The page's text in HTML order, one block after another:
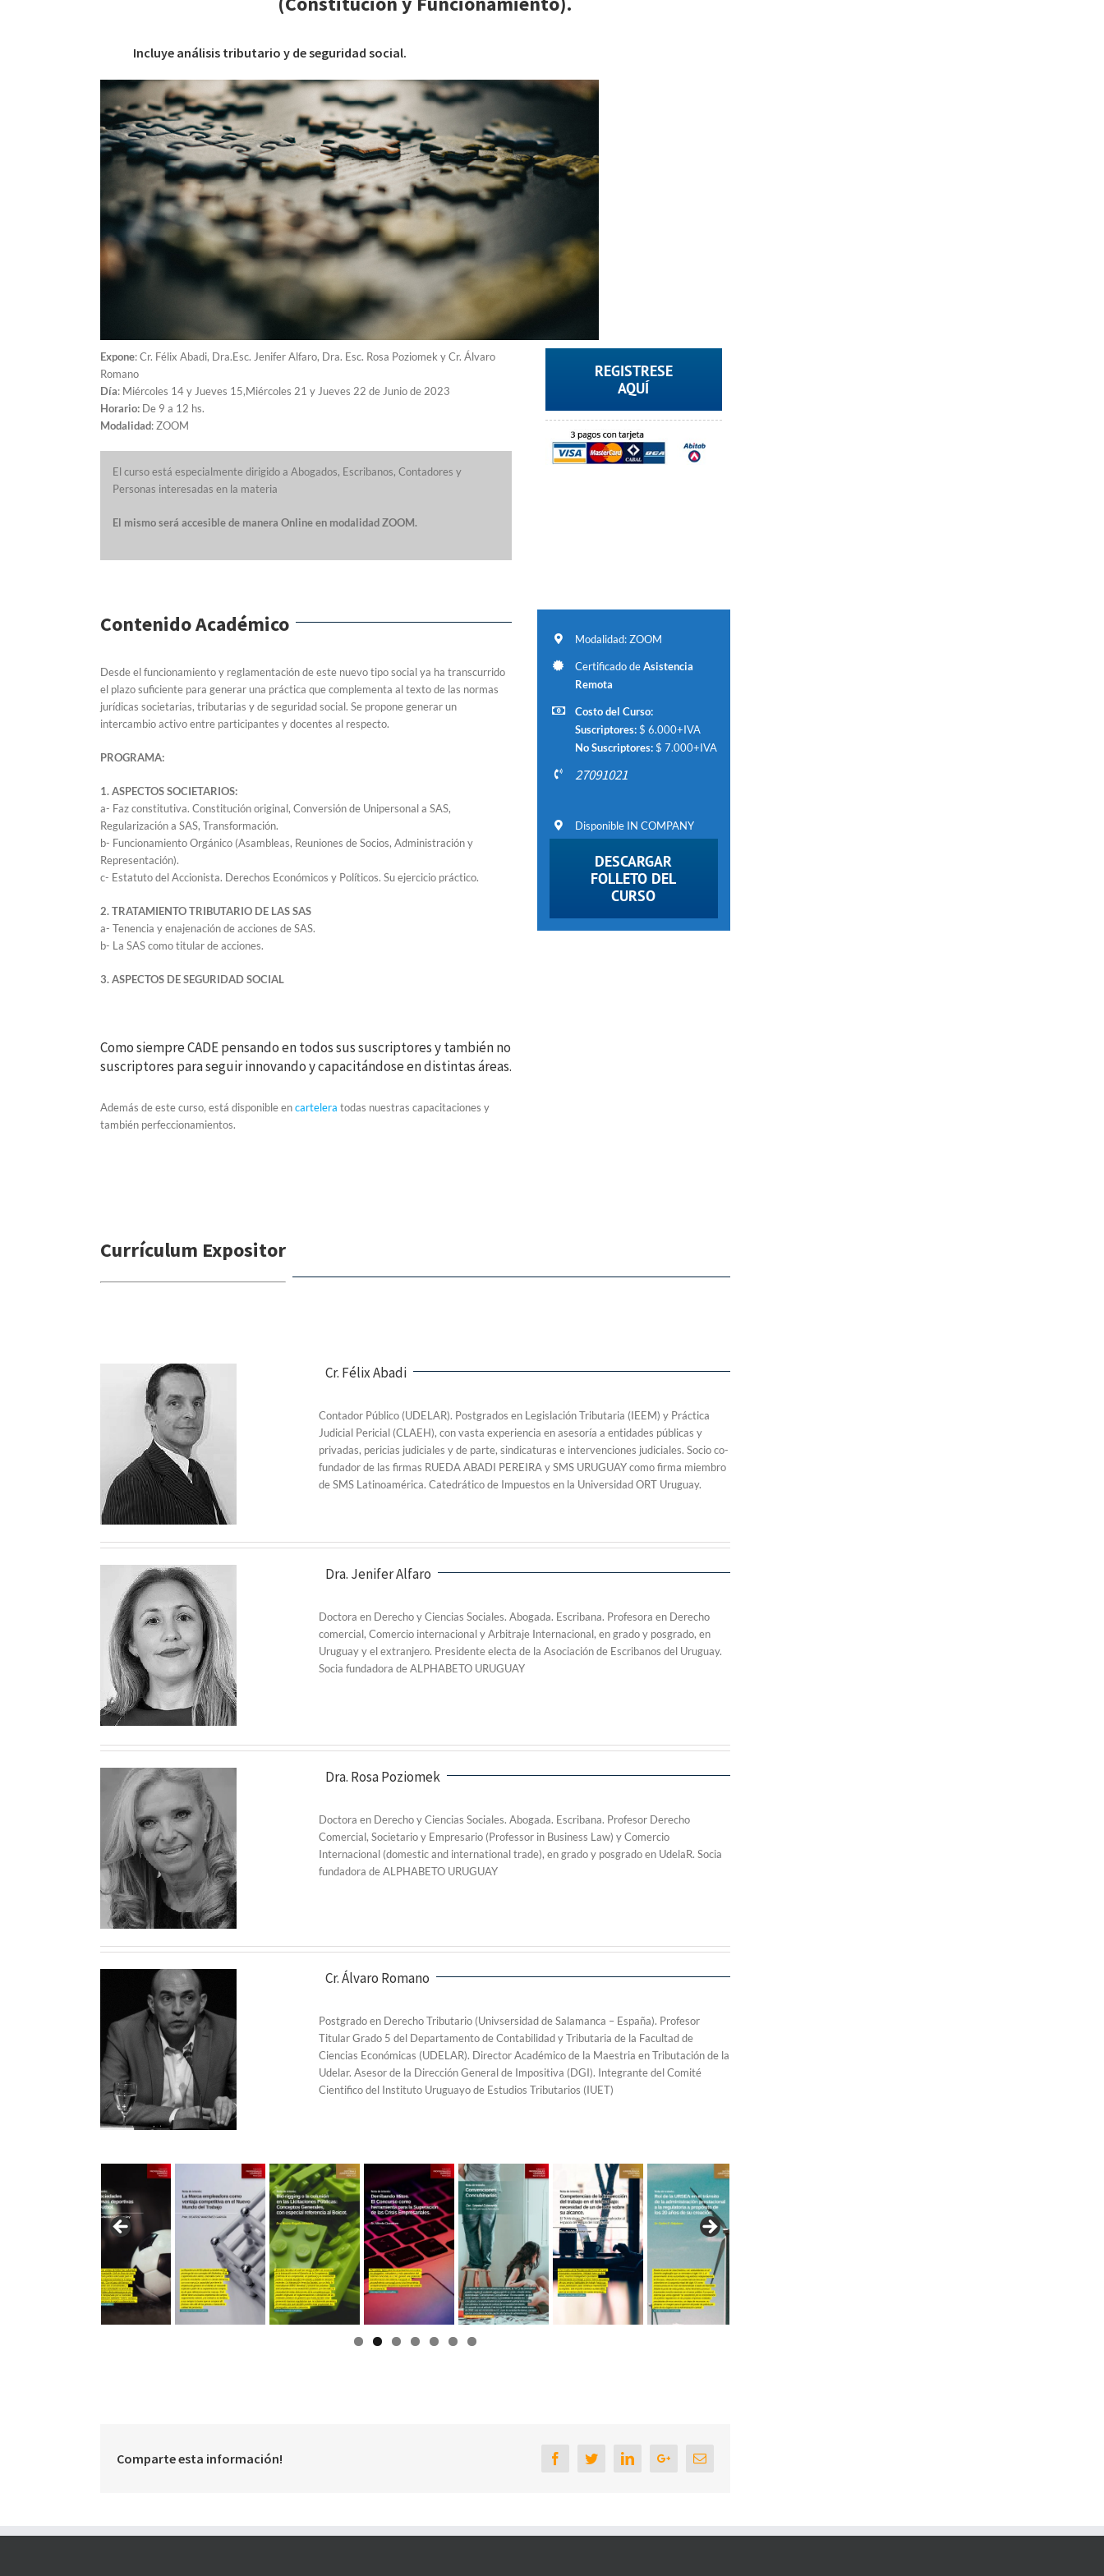
Incluye análisis tributario y de seguridad social.
Expone: Cr. Félix Abadi, Dra.Esc. Jenifer Alfaro, Dra. Esc. Rosa Poziomek y Cr. Álvaro
Romano
Día: Miércoles 14 y Jueves 15,Miércoles 21 y Jueves 22 de Junio de 2023
Horario: De 9 a 12 hs.
Modalidad: ZOOM
El curso está especialmente dirigido a Abogados, Escribanos, Contadores y
Personas interesadas en la materia
El mismo será accesible de manera Online en modalidad ZOOM.
REGISTRESE
AQUÍ
Contenido Académico
Desde el funcionamiento y reglamentación de este nuevo tipo social ya ha transcurrido
el plazo suficiente para generar una práctica que complementa al texto de las normas
jurídicas societarias, tributarias y de seguridad social. Se propone generar un
intercambio activo entre participantes y docentes al respecto.
PROGRAMA:
1. ASPECTOS SOCIETARIOS:
a- Faz constitutiva. Constitución original, Conversión de Unipersonal a SAS,
Regularización a SAS, Transformación.
b- Funcionamiento Orgánico (Asambleas, Reuniones de Socios, Administración y
Representación).
c- Estatuto del Accionista. Derechos Económicos y Políticos. Su ejercicio práctico.
2. TRATAMIENTO TRIBUTARIO DE LAS SAS
a- Tenencia y enajenación de acciones de SAS.
b- La SAS como titular de acciones.
3. ASPECTOS DE SEGURIDAD SOCIAL
Como siempre CADE pensando en todos sus suscriptores y también no
suscriptores para seguir innovando y capacitándose en distintas áreas.
Además de este curso, está disponible encartelera todas nuestras capacitaciones y
también perfeccionamientos.
Modalidad: ZOOM
Certificado deAsistencia
Remota
Costo del Curso:
Suscriptores:$ 6.000+IVA
No Suscriptores:$ 7.000+IVA
27091021
Disponible IN COMPANY
DESCARGAR
FOLLETO DEL
CURSO
Currículum Expositor
Cr. Félix Abadi
Contador Público (UDELAR). Postgrados en Legislación Tributaria (IEEM) y Práctica
Judicial Pericial (CLAEH), con vasta experiencia en asesoría a entidades públicas y
privadas, pericias judiciales y de parte, sindicaturas e intervenciones judiciales. Socio co-
fundador de las firmas RUEDA ABADI PEREIRA y SMS URUGUAY como firma miembro
de SMS Latinoamérica. Catedrático de Impuestos en la Universidad ORT Uruguay.
Dra. Jenifer Alfaro
Doctora en Derecho y Ciencias Sociales. Abogada. Escribana. Profesora en Derecho
comercial, Comercio internacional y Arbitraje Internacional, en grado y posgrado, en
Uruguay y el extranjero. Presidente electa de la Asociación de Escribanos del Uruguay.
Socia fundadora de ALPHABETO URUGUAY
Dra. Rosa Poziomek
Doctora en Derecho y Ciencias Sociales. Abogada. Escribana. Profesor Derecho
Comercial, Societario y Empresario (Professor in Business Law) y Comercio
Internacional (domestic and international trade), en grado y posgrado en UdelaR. Socia
fundadora de ALPHABETO URUGUAY
Cr. Álvaro Romano
Postgrado en Derecho Tributario (Univsersidad de Salamanca – España). Profesor
Titular Grado 5 del Departamento de Contabilidad y Tributaria de la Facultad de
Ciencias Económicas (UDELAR). Director Académico de la Maestria en Tributación de la
Udelar. Asesor de la Dirección General de Impositiva (DGI). Integrante del Comité
Cientifico del Instituto Uruguayo de Estudios Tributarios (IUET)
Comparte esta información! FacebookTwitterLinkedinGoogle+Email